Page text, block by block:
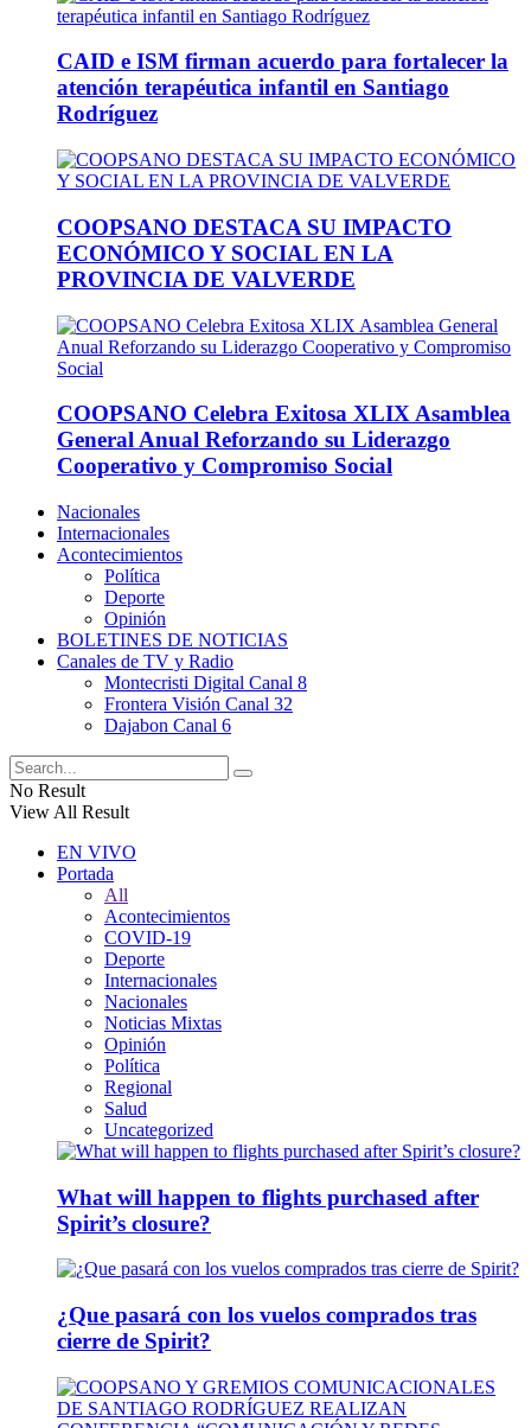
CAID e ISM firman acuerdo para fortalecer la
atención terapéutica infantil en Santiago
Rodríguez
COOPSANO DESTACA SU IMPACTO
ECONÓMICO Y SOCIAL EN LA
PROVINCIA DE VALVERDE
COOPSANO Celebra Exitosa XLIX Asamblea
General Anual Reforzando su Liderazgo
Cooperativo y Compromiso Social
Nacionales
Internacionales
Acontecimientos
Política
Deporte
Opinión
BOLETINES DE NOTICIAS
Canales de TV y Radio
Montecristi Digital Canal 8
Frontera Visión Canal 32
Dajabon Canal 6
No Result
View All Result
EN VIVO
Portada
All
Acontecimientos
COVID-19
Deporte
Internacionales
Nacionales
Noticias Mixtas
Opinión
Política
Regional
Salud
Uncategorized
What will happen to flights purchased after
Spirit’s closure?
¿Que pasará con los vuelos comprados tras
cierre de Spirit?